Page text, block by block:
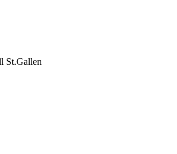
St.Gallen